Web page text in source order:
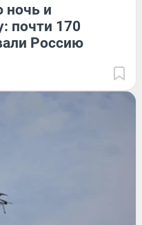
ночь и
почти 170
Россию